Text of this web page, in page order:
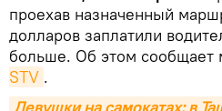
проехав назначенный
долларов заплатили
больше. Об этом сообщает
STV .